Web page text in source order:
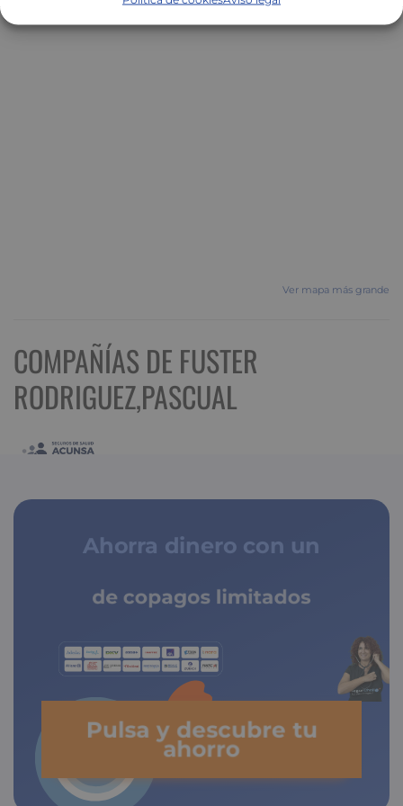
Ver mapa más grande
COMPAÑÍAS DE FUSTER
RODRIGUEZ,PASCUAL
Ahorra dinero con un
de copagos limitados
Pulsa y descubre tu
ahorro